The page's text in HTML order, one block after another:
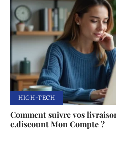
HIGH-TECH
Comment suivre vos
c.discount Mon Compte ?